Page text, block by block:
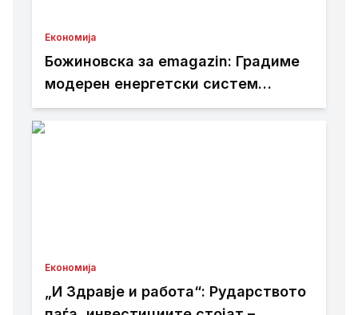
Економија
Божиновска за emagazin: Градиме
модерен енергетски систем
усогласен со европските
Економија
„И Здравје и работа“: Рударството